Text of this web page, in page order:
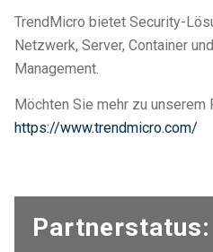
TrendMicro bietet Security-
Netzwerk, Server, Container
Management.
Möchten Sie mehr zu
https://www.trendmicro.com/